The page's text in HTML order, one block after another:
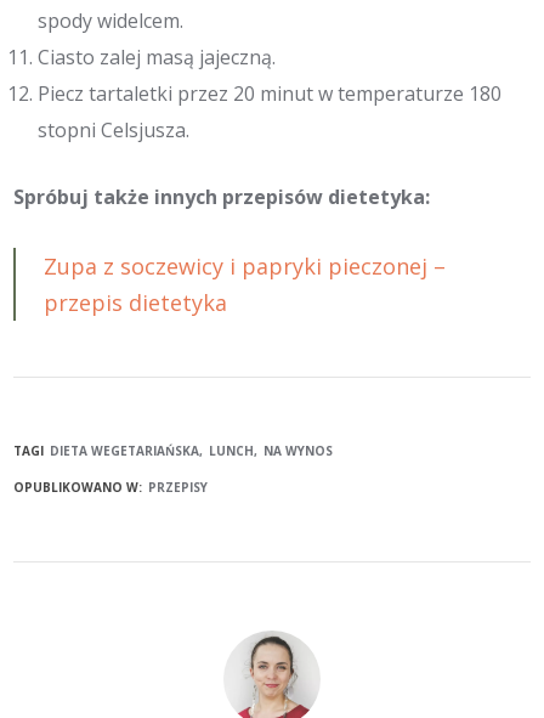
spody widelcem.
Ciasto zalej masą jajeczną.
Piecz tartaletki przez 20 minut w temperaturze 180
stopni Celsjusza.
Spróbuj także innych przepisów dietetyka:
Zupa z soczewicy i papryki pieczonej –
przepis dietetyka
TAGI DIETA WEGETARIAŃSKA LUNCH NA WYNOS
OPUBLIKOWANO W: PRZEPISY